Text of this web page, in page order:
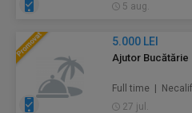
5 aug.
5.000 LEI
Ajutor Bucătărie
27 jul.